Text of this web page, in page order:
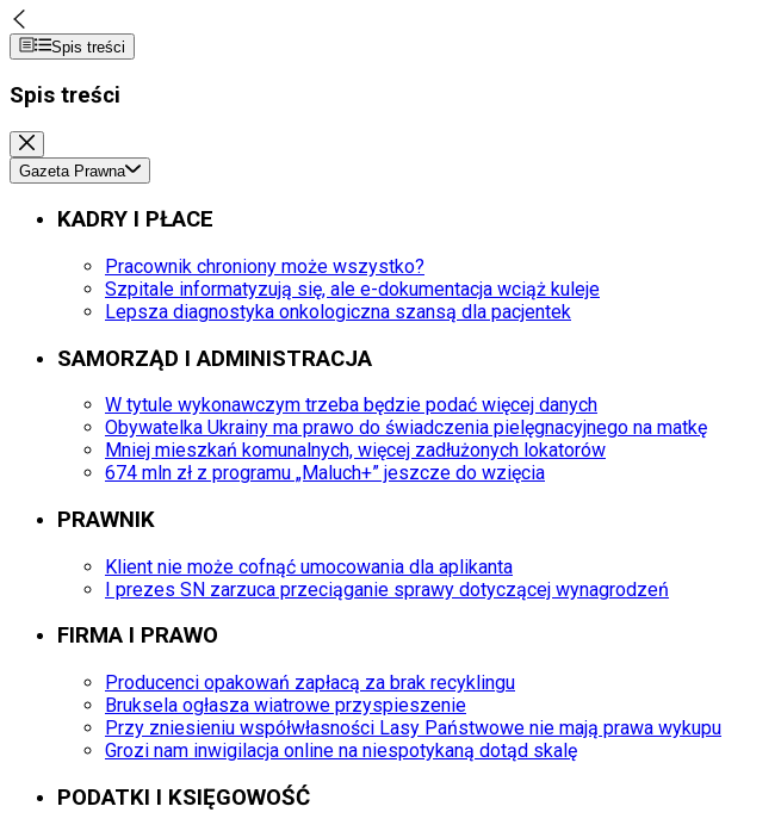
Spis treści
Spis treści
Gazeta Prawna
KADRY I PŁACE
Pracownik chroniony może wszystko?
Szpitale informatyzują się, ale e-dokumentacja wciąż kuleje
Lepsza diagnostyka onkologiczna szansą dla pacjentek
SAMORZĄD I ADMINISTRACJA
W tytule wykonawczym trzeba będzie podać więcej danych
Obywatelka Ukrainy ma prawo do świadczenia pielęgnacyjnego na matkę
Mniej mieszkań komunalnych, więcej zadłużonych lokatorów
674 mln zł z programu „Maluch+” jeszcze do wzięcia
PRAWNIK
Klient nie może cofnąć umocowania dla aplikanta
I prezes SN zarzuca przeciąganie sprawy dotyczącej wynagrodzeń
FIRMA I PRAWO
Producenci opakowań zapłacą za brak recyklingu
Bruksela ogłasza wiatrowe przyspieszenie
Przy zniesieniu współwłasności Lasy Państwowe nie mają prawa wykupu
Grozi nam inwigilacja online na niespotykaną dotąd skalę
PODATKI I KSIĘGOWOŚĆ